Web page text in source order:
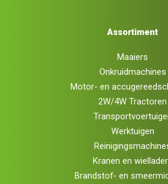
Assortiment
Maaiers
Onkruidmachines
Motor- en
2W/4W Tractoren
Werktuigen
Kranen en
Brandstof- en